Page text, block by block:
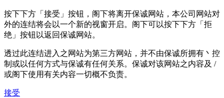
按下下方「接受」按钮，阁下将离开保诚网站，本公司网站对
外的连结将会以一个新的视窗开启。阁下可以按下下方「拒
绝」按钮以返回保诚网站。
透过此连结进入之网站为第三方网站，并不由保诚所拥有丶控
制或以任何方式与保诚有任何关系。保诚对该网站之内容及 /
或阁下使用有关内容一切概不负责。
接受